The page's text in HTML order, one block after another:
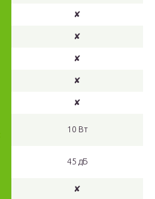
✘
✘
✘
✘
✘
10 Вт
45 дБ
✘